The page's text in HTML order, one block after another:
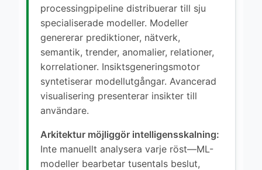
processingpipeline distribuerar till sju
specialiserade modeller. Modeller
genererar prediktioner, nätverk,
semantik, trender, anomalier, relationer,
korrelationer. Insiktsgeneringsmotor
syntetiserar modellutgångar. Avancerad
visualisering presenterar insikter till
användare.
Arkitektur möjliggör intelligensskalning:
Inte manuellt analysera varje röst—ML-
modeller bearbetar tusentals beslut,